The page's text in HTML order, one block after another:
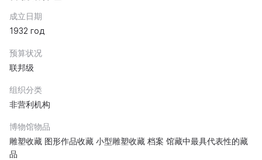
成立日期
1932 год
预算状况
联邦级
组织分类
非营利机构
博物馆物品
雕塑收藏 图形作品收藏 小型雕塑收藏 档案 馆藏中最具代表性的藏
品